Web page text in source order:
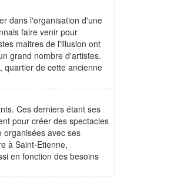
dans l'organisation d'une
faire venir pour
maitres de l'illusion ont
grand nombre d'artistes.
quartier de cette ancienne
Ces derniers étant ses
pour créer des spectacles
organisées avec ses
à Saint-Etienne,
en fonction des besoins